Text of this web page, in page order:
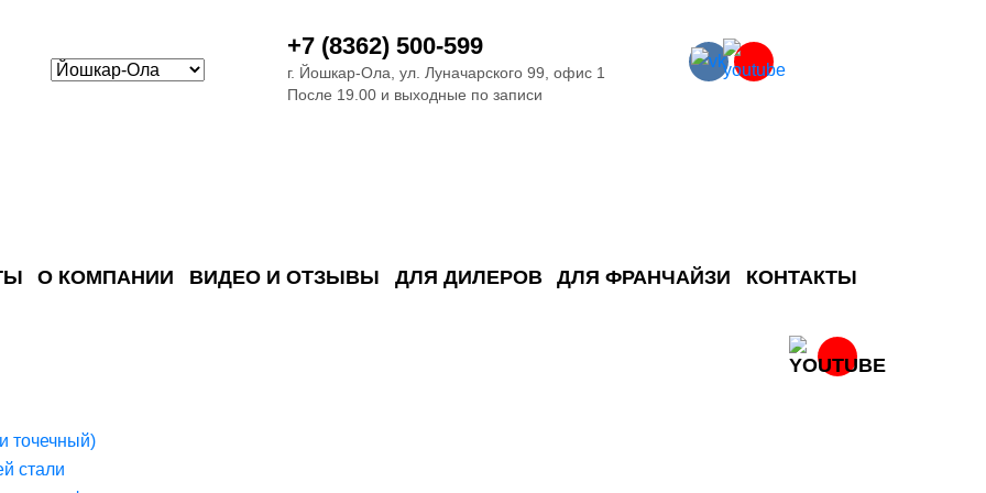
+7 (8362) 500-599
г. Йошкар-Ола, ул. Луначарского 99, офис 1
После 19.00 и выходные по записи
О КОМПАНИИ ВИДЕО И ОТЗЫВЫ ДЛЯ ДИЛЕРОВ ДЛЯ ФРАНЧАЙЗИ КОНТАКТЫ
точечный)
стали